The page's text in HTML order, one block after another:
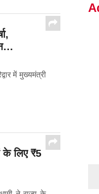
में मुख्यमंत्री
के लिए ₹5